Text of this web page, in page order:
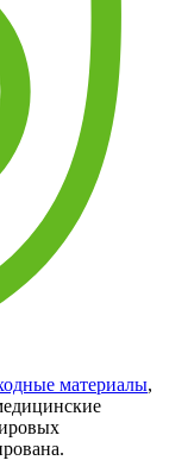
материалы,